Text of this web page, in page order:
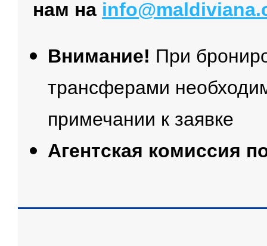
нам на
Внимание! При
трансферами
примечании к заявке
Агентская комиссия